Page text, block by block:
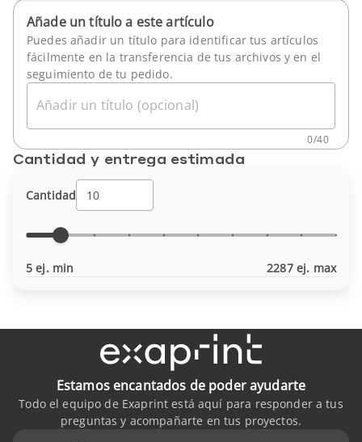
Añade un título a este artículo
Puedes añadir un título para identificar tus artículos
fácilmente en la transferencia de tus archivos y en el
seguimiento de tu pedido.
Añadir un título (opcional)
0/40
Cantidad y entrega estimada
Cantidad
5 ej. min 2287 ej. max
Estamos encantados de poder ayudarte
Todo el equipo de Exaprint está aquí para responder a tus
preguntas y acompañarte en tus proyectos.